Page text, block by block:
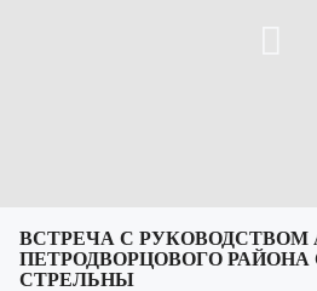
ВСТРЕЧА С
ПЕТРОДВОРЦОВОГО
СТРЕЛЬНЫ